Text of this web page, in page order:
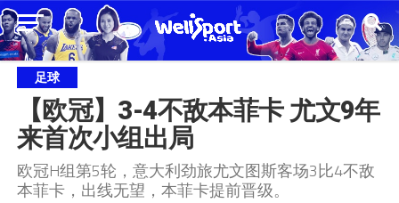
足球
【欧冠】3-4不敌本菲卡 尤文9年
来首次小组出局
欧冠H组第5轮，意大利劲旅尤文图斯客场3比4不敌
本菲卡，出线无望，本菲卡提前晋级。